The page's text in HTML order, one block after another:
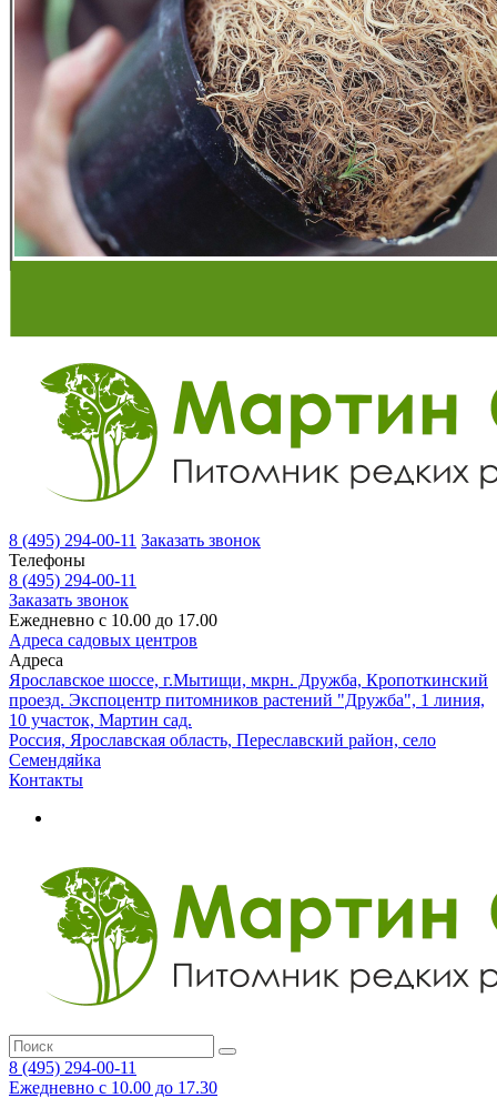
8 (495) 294-00-11 Заказать звонок
Телефоны
8 (495) 294-00-11
Заказать звонок
Ежедневно с 10.00 до 17.00
Адреса садовых центров
Адреса
Ярославское шоссе, г.Мытищи, мкрн. Дружба, Кропоткинский
проезд. Экспоцентр питомников растений "Дружба", 1 линия,
10 участок, Мартин сад.
Россия, Ярославская область, Переславский район, село
Семендяйка
Контакты
8 (495) 294-00-11
Ежедневно с 10.00 до 17.30